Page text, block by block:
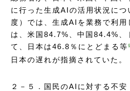
に行った生成AIの活用状況に
度）では、生成AIを業務で利用
は、米国84.7%、中国84.4%、
て、日本は46.8％にとどまる等9
日本の遅れが指摘されていた。
２－５．国民のAIに対する不安